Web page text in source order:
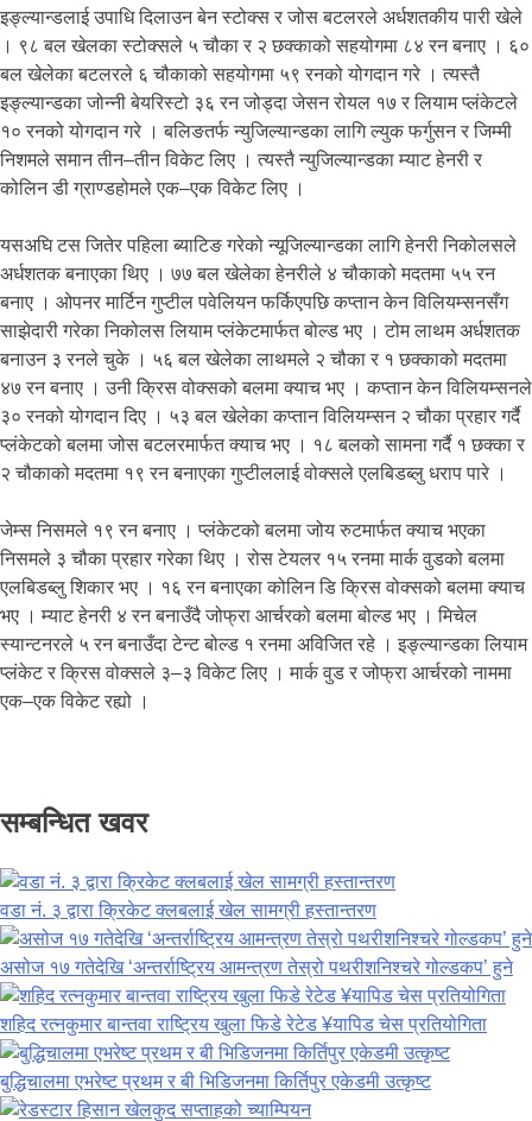
इङ्ल्यान्डलाई उपाधि दिलाउन बेन स्टोक्स र जोस बटलरले अर्धशतकीय पारी खेले
। ९८ बल खेलका स्टोक्सले ५ चौका र २ छक्काको सहयोगमा ८४ रन बनाए । ६०
बल खेलेका बटलरले ६ चौकाको सहयोगमा ५९ रनको योगदान गरे । त्यस्तै
इङ्ल्यान्डका जोन्नी बेयरिस्टो ३६ रन जोड्दा जेसन रोयल १७ र लियाम प्लंकेटले
१० रनको योगदान गरे । बलिङतर्फ न्युजिल्यान्डका लागि ल्युक फर्गुसन र जिम्मी
निशमले समान तीन–तीन विकेट लिए । त्यस्तै न्युजिल्यान्डका म्याट हेनरी र
कोलिन डी ग्राण्डहोमले एक–एक विकेट लिए ।
यसअघि टस जितेर पहिला ब्याटिङ गरेको न्यूजिल्यान्डका लागि हेनरी निकोलसले
अर्धशतक बनाएका थिए । ७७ बल खेलेका हेनरीले ४ चौकाको मदतमा ५५ रन
बनाए । ओपनर मार्टिन गुप्टील पवेलियन फर्किएपछि कप्तान केन विलियम्सनसँग
साझेदारी गरेका निकोलस लियाम प्लंकेटमार्फत बोल्ड भए । टोम लाथम अर्धशतक
बनाउन ३ रनले चुके । ५६ बल खेलेका लाथमले २ चौका र १ छक्काको मदतमा
४७ रन बनाए । उनी क्रिस वोक्सको बलमा क्याच भए । कप्तान केन विलियम्सनले
३० रनको योगदान दिए । ५३ बल खेलेका कप्तान विलियम्सन २ चौका प्रहार गर्दै
प्लंकेटको बलमा जोस बटलरमार्फत क्याच भए । १८ बलको सामना गर्दै १ छक्का र
२ चौकाको मदतमा १९ रन बनाएका गुप्टीललाई वोक्सले एलबिडब्लु धराप पारे ।
जेम्स निसमले १९ रन बनाए । प्लंकेटको बलमा जोय रुटमार्फत क्याच भएका
निसमले ३ चौका प्रहार गरेका थिए । रोस टेयलर १५ रनमा मार्क वुडको बलमा
एलबिडब्लु शिकार भए । १६ रन बनाएका कोलिन डि क्रिस वोक्सको बलमा क्याच
भए । म्याट हेनरी ४ रन बनाउँदै जोफ्रा आर्चरको बलमा बोल्ड भए । मिचेल
स्यान्टनरले ५ रन बनाउँदा टेन्ट बोल्ड १ रनमा अविजित रहे । इङ्ल्यान्डका लियाम
प्लंकेट र क्रिस वोक्सले ३–३ विकेट लिए । मार्क वुड र जोफ्रा आर्चरको नाममा
एक–एक विकेट रह्यो ।
सम्बन्धित खवर
वडा नं. ३ द्वारा क्रिकेट क्लबलाई खेल सामग्री हस्तान्तरण
असोज १७ गतेदेखि ‘अन्तर्राष्ट्रिय आमन्त्रण तेस्रो पथरीशनिश्चरे गोल्डकप’ हुने
शहिद रत्नकुमार बान्तवा राष्ट्रिय खुला फिडे रेटेड ¥यापिड चेस प्रतियोगिता
बुद्धिचालमा एभरेष्ट प्रथम र बी भिडिजनमा किर्तिपुर एकेडमी उत्कृष्ट